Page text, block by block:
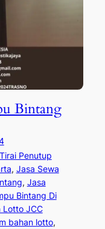
Bintang
Penutup
, Jasa Sewa
, Jasa
Bintang Di
Lotto JCC
bahan lotto